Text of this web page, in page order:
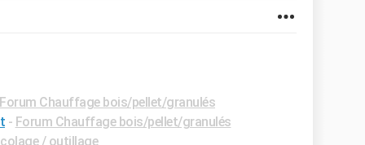
Forum Chauffage bois/pellet/granulés
- Forum Chauffage bois/pellet/granulés
/ outillage